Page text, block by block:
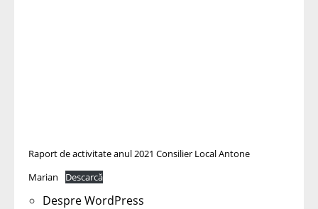
Raport de activitate anul 2021 Consilier Local Antone
Marian
Descarcă
Despre WordPress